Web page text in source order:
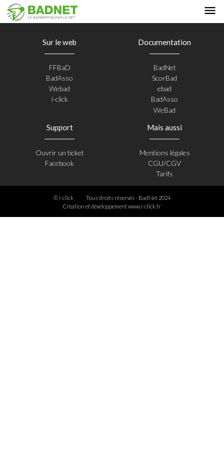
Sur le web
FFBaD
BadAsso
Webad
i-click
Documentation
BadNet
ScorBad
ebad
BadAsso
WeBad
Support
Ouvrir un ticket
Facebook
Mais aussi
Mentions légales
CGU/CGV
Tarifs
© i-click
Tous droits réservés - BadNet 2024
Création et développementwww.i-click.fr